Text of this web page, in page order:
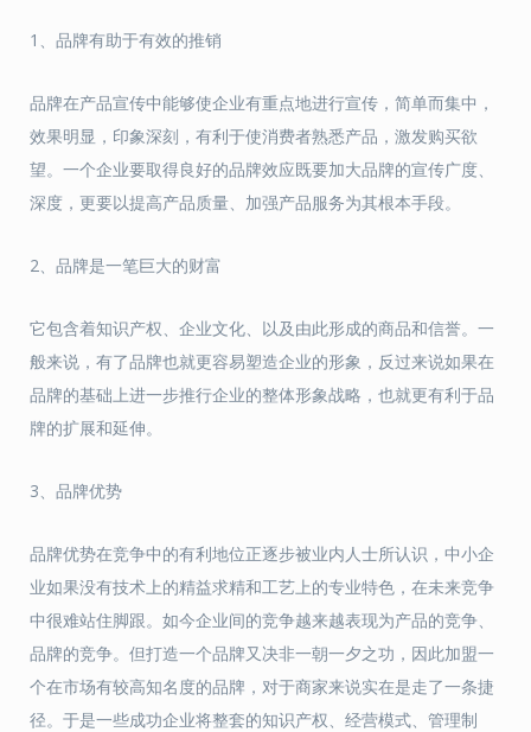
1、品牌有助于有效的推销
品牌在产品宣传中能够使企业有重点地进行宣传，简单而集中，
效果明显，印象深刻，有利于使消费者熟悉产品，激发购买欲
望。一个企业要取得良好的品牌效应既要加大品牌的宣传广度、
深度，更要以提高产品质量、加强产品服务为其根本手段。
2、品牌是一笔巨大的财富
它包含着知识产权、企业文化、以及由此形成的商品和信誉。一
般来说，有了品牌也就更容易塑造企业的形象，反过来说如果在
品牌的基础上进一步推行企业的整体形象战略，也就更有利于品
牌的扩展和延伸。
3、品牌优势
品牌优势在竞争中的有利地位正逐步被业内人士所认识，中小企
业如果没有技术上的精益求精和工艺上的专业特色，在未来竞争
中很难站住脚跟。如今企业间的竞争越来越表现为产品的竞争、
品牌的竞争。但打造一个品牌又决非一朝一夕之功，因此加盟一
个在市场有较高知名度的品牌，对于商家来说实在是走了一条捷
径。于是一些成功企业将整套的知识产权、经营模式、管理制